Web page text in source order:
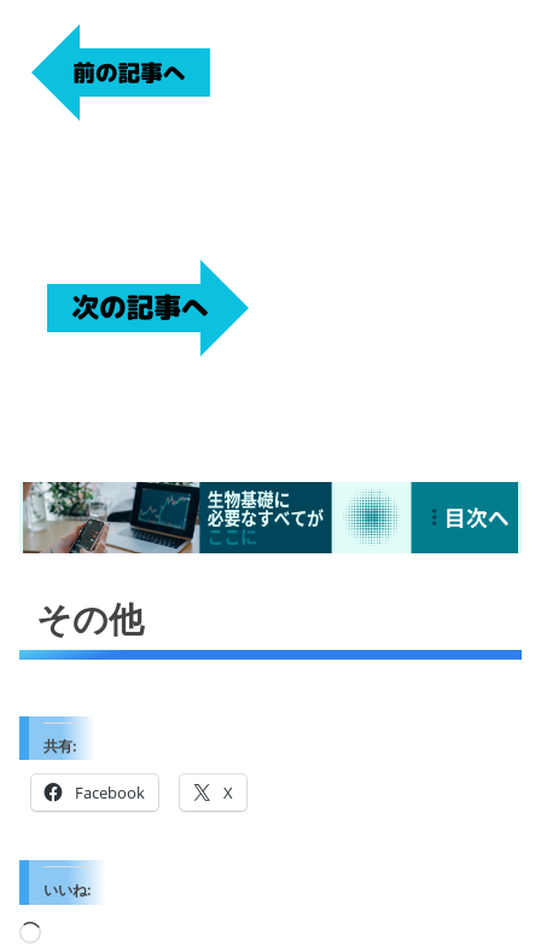
その他
共有:
Facebook X
いいね:
読